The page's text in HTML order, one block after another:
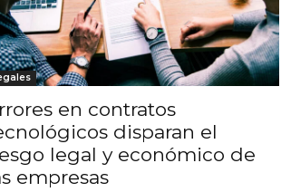
en contratos
disparan el
legal y económico de
empresas